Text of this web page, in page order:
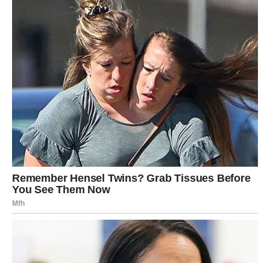
Ono što vas je ranije opterećivalo polako ostaje iza vas.
Zvijezde vam šalju ljubavnu sreću kakvu dugo niste
osjetili. Jedna osoba mogla bi vam pokazati emocije koje
će vas potpuno razoružati.
Na poslovnom planu dolazi stabilnost i osjećaj sigurnosti.
Srce vam konačno vjeruje
Pred vama su dani puni nježnosti i posebnih trenutaka.